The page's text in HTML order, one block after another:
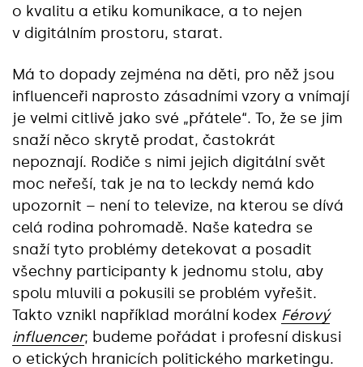
o kvalitu a etiku komunikace, a to nejen
v digitálním prostoru, starat.
Má to dopady zejména na děti, pro něž jsou
influenceři naprosto zásadními vzory a vnímají
je velmi citlivě jako své „přátele“. To, že se jim
snaží něco skrytě prodat, častokrát
nepoznají. Rodiče s nimi jejich digitální svět
moc neřeší, tak je na to leckdy nemá kdo
upozornit – není to televize, na kterou se dívá
celá rodina pohromadě. Naše katedra se
snaží tyto problémy detekovat a posadit
všechny participanty k jednomu stolu, aby
spolu mluvili a pokusili se problém vyřešit.
Takto vznikl například morální kodex Férový
influencer; budeme pořádat i profesní diskusi
o etických hranicích politického marketingu.